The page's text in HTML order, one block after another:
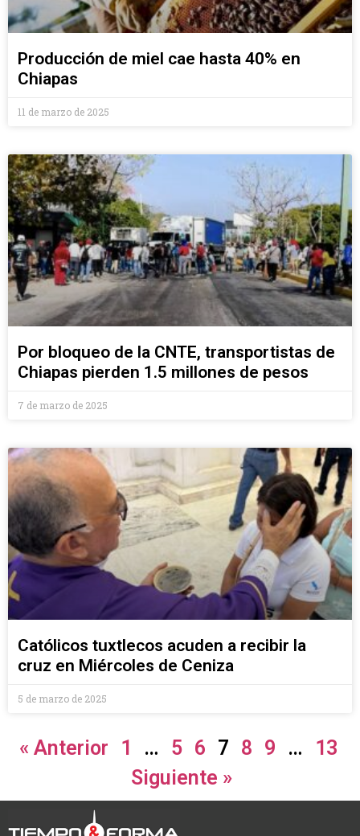
Producción de miel cae hasta 40% en
Chiapas
11 de marzo de 2025
Por bloqueo de la CNTE, transportistas de
Chiapas pierden 1.5 millones de pesos
7 de marzo de 2025
Católicos tuxtlecos acuden a recibir la
cruz en Miércoles de Ceniza
5 de marzo de 2025
« Anterior 1 … 5 6 7 8 9 …
13
Siguiente »